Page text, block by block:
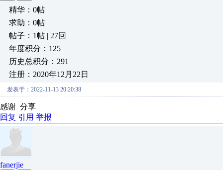
精华：0帖
求助：0帖
帖子：1帖 | 27回
年度积分：125
历史总积分：291
注册：2020年12月22日
发表于：2022-11-13 20:20:38
感谢 分享
回复 引用 举报
fanerjie